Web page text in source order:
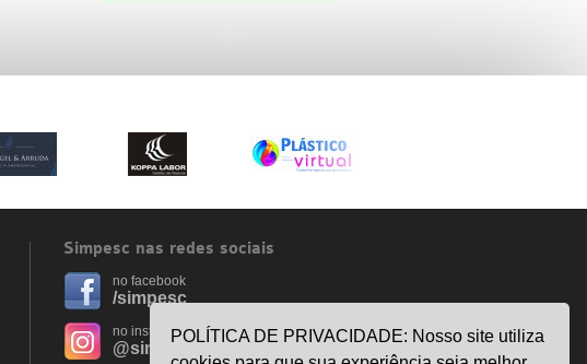
Simpesc nas redes sociais
no facebook
/simpesc
no instagram
@simpescplasticos
POLÍTICA DE PRIVACIDADE: Nosso site utiliza